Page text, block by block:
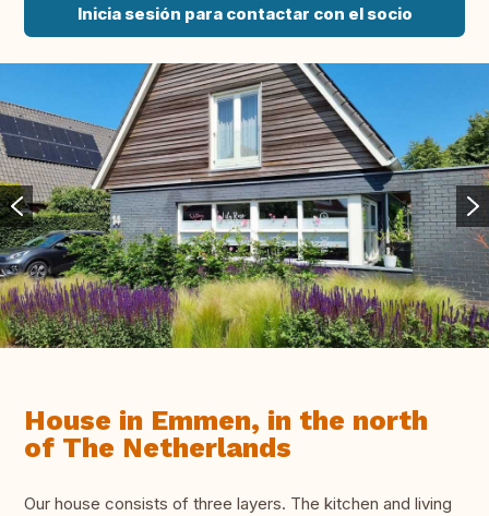
Inicia sesión para contactar con el socio
House in Emmen, in the north
of The Netherlands
Our house consists of three layers. The kitchen and living